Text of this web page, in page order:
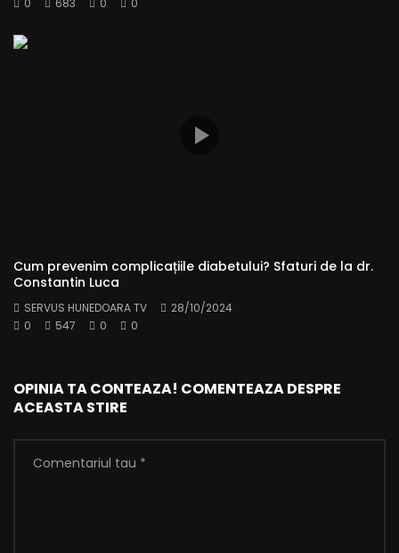
0 683 0 0
Cum prevenim complicațiile diabetului? Sfaturi de la dr.
Constantin Luca
SERVUS HUNEDOARA TV
28/10/2024
0
547 0 0
OPINIA TA CONTEAZA! COMENTEAZA DESPRE
ACEASTA STIRE